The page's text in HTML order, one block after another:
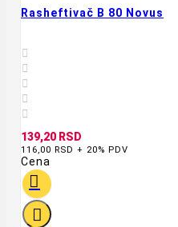
Rasheftivač B 80 Novus





139,20 RSD
116,00 RSD + 20% PDV
Cena

